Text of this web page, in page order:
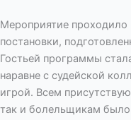
Мероприятие
постановки,
Гостьей программы
наравне с судейской
игрой. Всем
так и болельщикам было